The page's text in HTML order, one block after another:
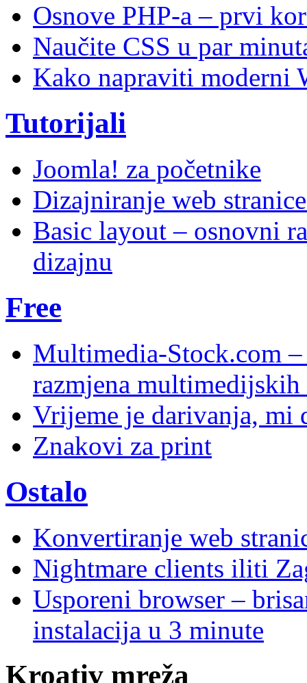
Osnove PHP-a – prvi
Naučite CSS u par
Kako napraviti moderni
Tutorijali
Joomla! za početnike
Dizajniranje web
Basic layout – osnovni
dizajnu
Free
Multimedia-Stock.com –
razmjena multimedijskih
Vrijeme je darivanja, mi
Znakovi za print
Ostalo
Konvertiranje web
Nightmare clients iliti
Usporeni browser –
instalacija u 3 minute
Kroativ mreža